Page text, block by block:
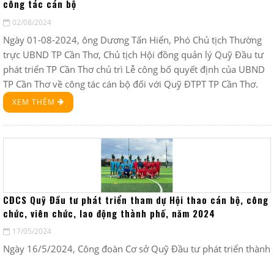
công tác cán bộ
02/08/2024
Ngày 01-08-2024, ông Dương Tấn Hiển, Phó Chủ tịch Thường
trực UBND TP Cần Thơ, Chủ tịch Hội đồng quản lý Quỹ Đầu tư
phát triển TP Cần Thơ chủ trì Lễ công bố quyết định của UBND
TP Cần Thơ về công tác cán bộ đối với Quỹ ĐTPT TP Cần Thơ.
XEM THÊM
CĐCS Quỹ Đầu tư phát triển tham dự Hội thao cán bộ, công
chức, viên chức, lao động thành phố, năm 2024
17/05/2024
Ngày 16/5/2024, Công đoàn Cơ sở Quỹ Đầu tư phát triển thành